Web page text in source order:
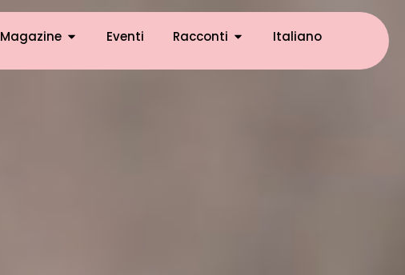
Magazine Eventi Racconti Italiano